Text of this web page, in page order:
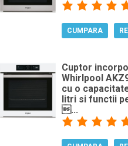
CUMPARA
Cuptor
Whirlpool
cu o
litri si functii
...